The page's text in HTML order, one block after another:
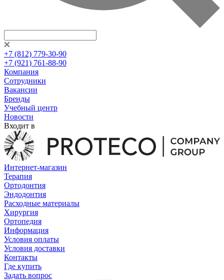
+7 (812) 779-30-90
+7 (921) 761-88-90
Компания
Сотрудники
Вакансии
Бренды
Учебный центр
Новости
Входит в
Интернет-магазин
Терапия
Ортодонтия
Эндодонтия
Расходные материалы
Хирургия
Ортопедия
Информация
Условия оплаты
Условия доставки
Контакты
Где купить
Задать вопрос